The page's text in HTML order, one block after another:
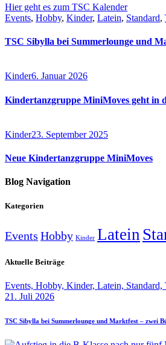
Hier geht es zum TSC Kalender
Events, Hobby, Kinder, Latein, Standard,
TSC Sibylla bei Summerlounge und
Kinder6. Januar 2026
Kindertanzgruppe MiniMoves geht in
Kinder23. September 2025
Neue Kindertanzgruppe MiniMoves
Blog Navigation
Kategorien
Events Hobby Kinder Latein
Aktuelle Beiträge
Events, Hobby, Kinder, Latein, Standard,
21. Juli 2026
TSC Sibylla bei Summerlounge und Marktfest – zwei